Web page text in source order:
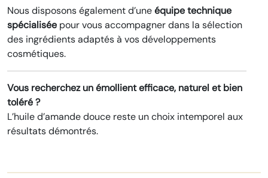
Nous disposons également d’uneéquipe technique
spécialisée pour vous accompagner dans la sélection
des ingrédients adaptés à vos développements
cosmétiques.
Vous recherchez un émollient efficace, naturel et bien
toléré ?
L’huile d’amande douce reste un choix intemporel aux
résultats démontrés.